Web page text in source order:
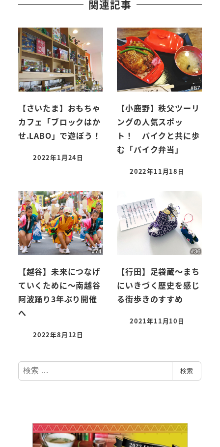
関連記事
【さいたま】おもちゃ
カフェ「ブロックはか
せ.LABO」で遊ぼう！
2022年1月24日
【小鹿野】秩父ツーリ
ングの人気スポッ
ト！ バイクと共に歩
む「バイク弁当」
2022年11月18日
【越谷】未来につなげ
ていくために～南越谷
阿波踊り3年ぶり開催
へ
2022年8月12日
【行田】足袋蔵～まち
にいきづく歴史を感じ
る街歩きのすすめ
2021年11月10日
検
索
検索